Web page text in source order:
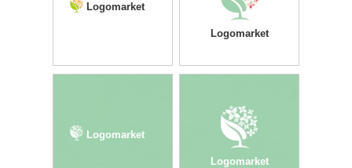
Logomarket
Logomarket
Logomarket
Logomarket